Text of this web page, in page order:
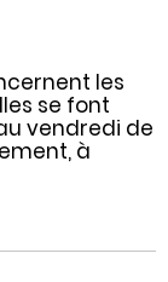
les
se font
vendredi de
à